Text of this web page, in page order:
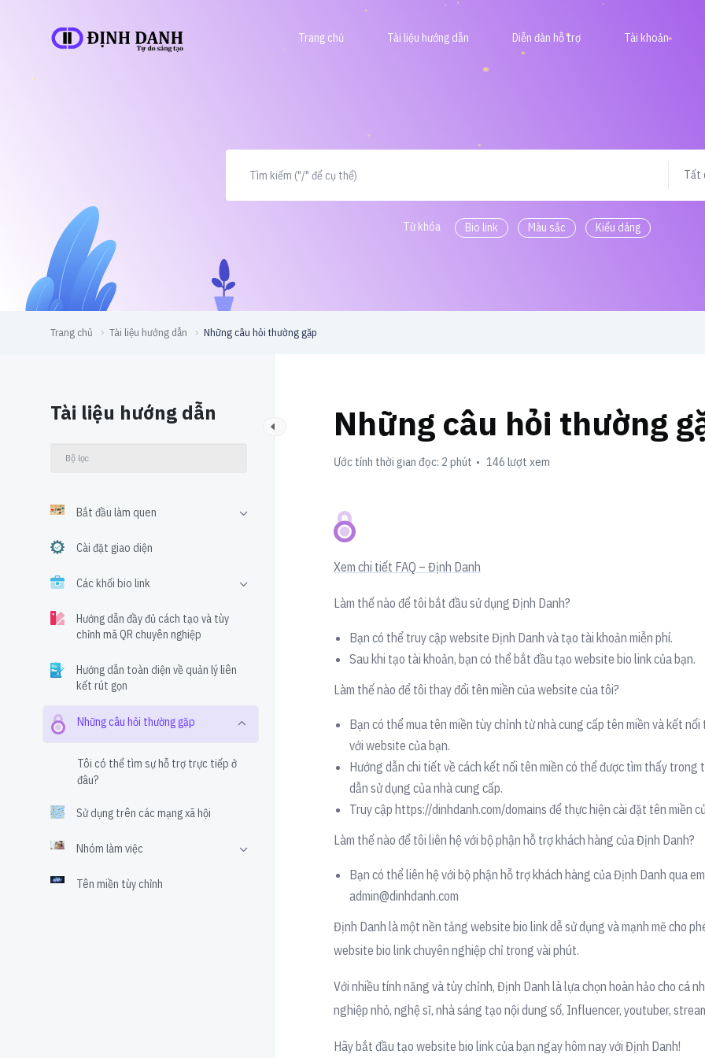
Trang chủ Tài liệu hướng dẫn Diễn đàn hỗ trợ Tài khoản
Tất
Từ khóa Bio link Màu sắc Kiểu dáng
Trang chủ Tài liệu hướng dẫn Những câu hỏi thường gặp
Tài liệu hướng dẫn
Bắt đầu làm quen
Cài đặt giao diện
Các khối bio link
Hướng dẫn đầy đủ cách tạo và tùy
chỉnh mã QR chuyên nghiệp
Hướng dẫn toàn diện về quản lý liên
kết rút gọn
Những câu hỏi thường gặp
Tôi có thể tìm sự hỗ trợ trực tiếp ở
đâu?
Sử dụng trên các mạng xã hội
Nhóm làm việc
Tên miền tùy chỉnh
Những câu hỏi thường
Ước tính thời gian đọc: 2 phút 146 lượt xem
Xem chi tiết FAQ – Định Danh
Làm thế nào để tôi bắt đầu sử dụng Định Danh?
Bạn có thể truy cập website Định Danh và tạo tài khoản miễn phí.
Sau khi tạo tài khoản, bạn có thể bắt đầu tạo website bio link của bạn.
Làm thế nào để tôi thay đổi tên miền của website của tôi?
Bạn có thể mua tên miền tùy chỉnh từ nhà cung cấp tên miền và kết nối
với website của bạn.
Hướng dẫn chi tiết về cách kết nối tên miền có thể được tìm thấy trong
dẫn sử dụng của nhà cung cấp.
Truy cập https://dinhdanh.com/domains để thực hiện cài đặt tên miền
Làm thế nào để tôi liên hệ với bộ phận hỗ trợ khách hàng của Định Danh?
Bạn có thể liên hệ với bộ phận hỗ trợ khách hàng của Định Danh qua
admin@dinhdanh.com
Định Danh là một nền tảng website bio link dễ sử dụng và mạnh mẽ cho
website bio link chuyên nghiệp chỉ trong vài phút.
Với nhiều tính năng và tùy chỉnh, Định Danh là lựa chọn hoàn hảo cho cá
nghiệp nhỏ, nghệ sĩ, nhà sáng tạo nội dung số, Influencer, youtuber,
Hãy bắt đầu tạo website bio link của bạn ngay hôm nay với Định Danh!